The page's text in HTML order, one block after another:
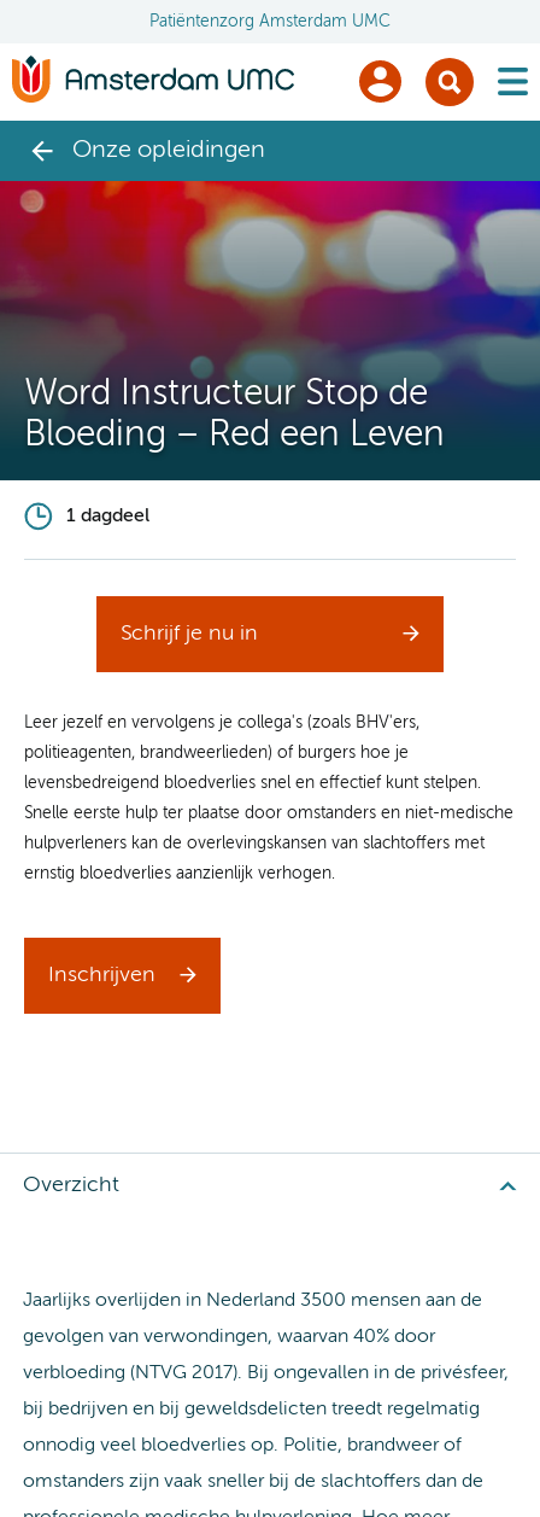
Patiëntenzorg Amsterdam UMC
Onze opleidingen
Word Instructeur Stop de
Bloeding – Red een Leven
1 dagdeel
Schrijf je nu in
Leer jezelf en vervolgens je collega's (zoals BHV'ers,
politieagenten, brandweerlieden) of burgers hoe je
levensbedreigend bloedverlies snel en effectief kunt stelpen.
Snelle eerste hulp ter plaatse door omstanders en niet-medische
hulpverleners kan de overlevingskansen van slachtoffers met
ernstig bloedverlies aanzienlijk verhogen.
Inschrijven
Overzicht
Jaarlijks overlijden in Nederland 3500 mensen aan de
gevolgen van verwondingen, waarvan 40% door
verbloeding (NTVG 2017). Bij ongevallen in de privésfeer,
bij bedrijven en bij geweldsdelicten treedt regelmatig
onnodig veel bloedverlies op. Politie, brandweer of
omstanders zijn vaak sneller bij de slachtoffers dan de